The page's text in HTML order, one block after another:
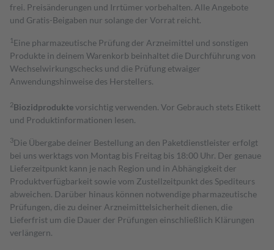
frei. Preisänderungen und Irrtümer vorbehalten. Alle Angebote
und Gratis-Beigaben nur solange der Vorrat reicht.
1 Eine pharmazeutische Prüfung der Arzneimittel und sonstigen
Produkte in deinem Warenkorb beinhaltet die Durchführung von
Wechselwirkungschecks und die Prüfung etwaiger
Anwendungshinweise des Herstellers.
2Biozidproduktevorsichtig verwenden. Vor Gebrauch stets Etikett
und Produktinformationen lesen.
3Die Übergabe deiner Bestellung an den Paketdienstleister erfolgt
bei uns werktags von Montag bis Freitag bis 18:00 Uhr. Der genaue
Lieferzeitpunkt kann je nach Region und in Abhängigkeit der
Produktverfügbarkeit sowie vom Zustellzeitpunkt des Spediteurs
abweichen. Darüber hinaus können notwendige pharmazeutische
Prüfungen, die zu deiner Arzneimittelsicherheit dienen, die
Lieferfrist um die Dauer der Prüfungen einschließlich Klärungen
verlängern.